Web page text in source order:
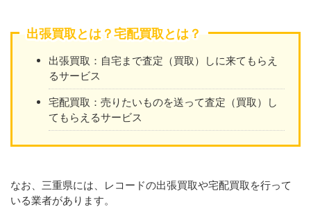
出張買取とは？宅配買取とは？
出張買取：自宅まで査定（買取）しに来てもらえ
るサービス
宅配買取：売りたいものを送って査定（買取）し
てもらえるサービス
なお、三重県には、レコードの出張買取や宅配買取を行って
いる業者があります。